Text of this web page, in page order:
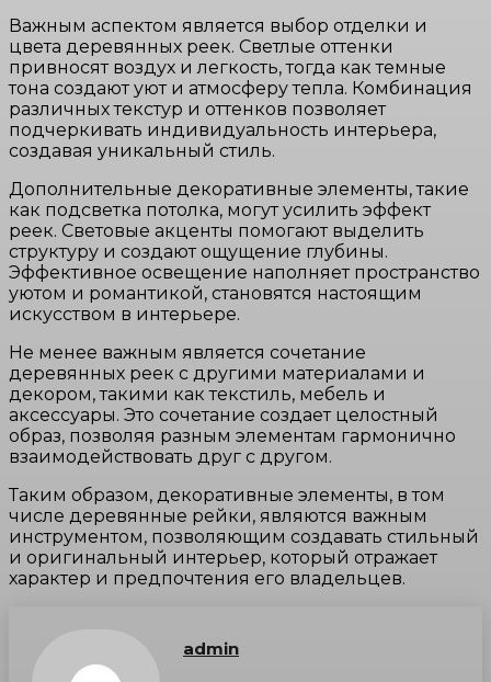
Важным аспектом является выбор отделки и
цвета деревянных реек. Светлые оттенки
привносят воздух и легкость, тогда как темные
тона создают уют и атмосферу тепла. Комбинация
различных текстур и оттенков позволяет
подчеркивать индивидуальность интерьера,
создавая уникальный стиль.
Дополнительные декоративные элементы, такие
как подсветка потолка, могут усилить эффект
реек. Световые акценты помогают выделить
структуру и создают ощущение глубины.
Эффективное освещение наполняет пространство
уютом и романтикой, становятся настоящим
искусством в интерьере.
Не менее важным является сочетание
деревянных реек с другими материалами и
декором, такими как текстиль, мебель и
аксессуары. Это сочетание создает целостный
образ, позволяя разным элементам гармонично
взаимодействовать друг с другом.
Таким образом, декоративные элементы, в том
числе деревянные рейки, являются важным
инструментом, позволяющим создавать стильный
и оригинальный интерьер, который отражает
характер и предпочтения его владельцев.
admin